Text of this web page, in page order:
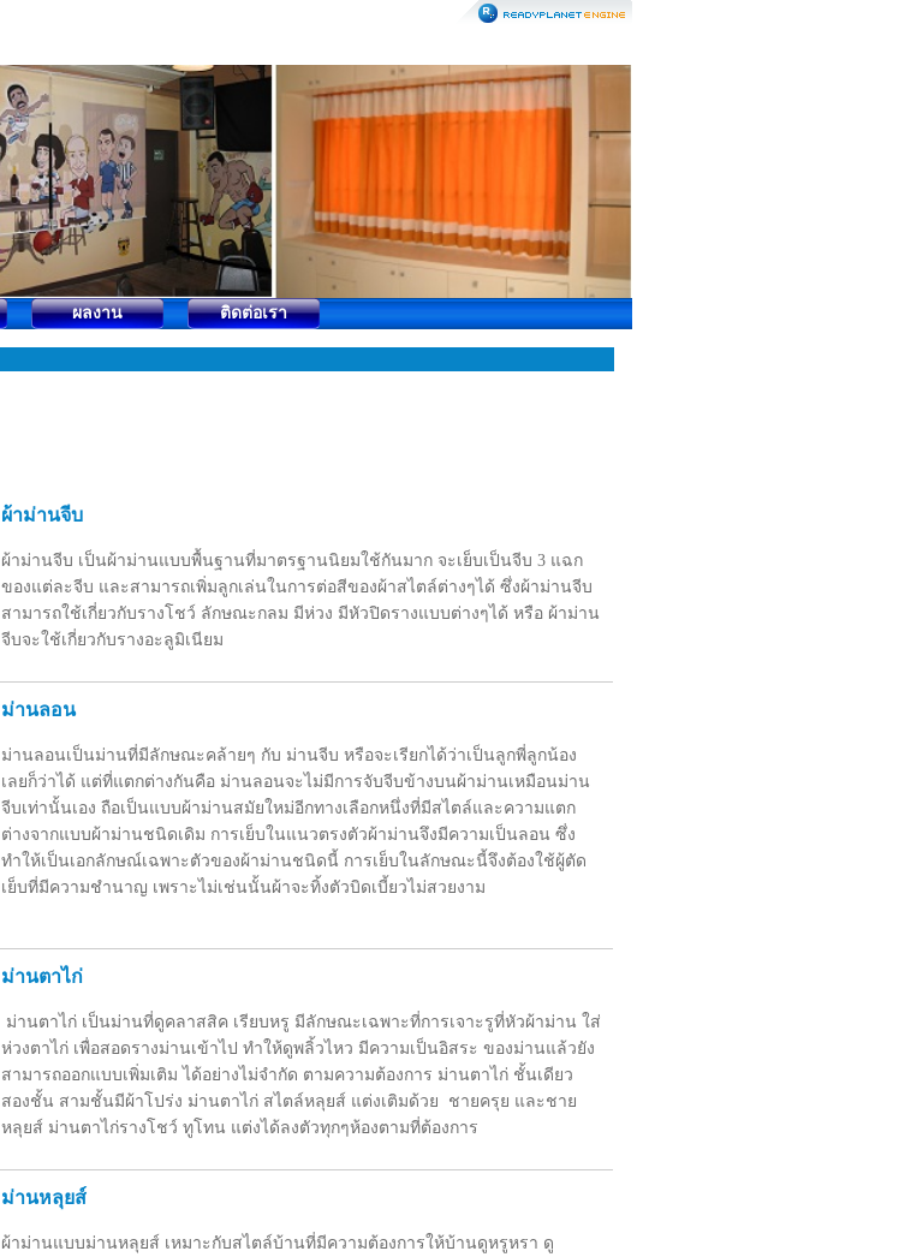
ผลงาน ติดต่อเรา
ผ้าม่านจีบ
ผ้าม่านจีบ เป็นผ้าม่านแบบพื้นฐานที่มาตรฐานนิยมใช้กันมาก จะเย็บเป็นจีบ 3 แฉก
ของแต่ละจีบ และสามารถเพิ่มลูกเล่นในการต่อสีของผ้าสไตล์ต่างๆได้ ซึ่งผ้าม่านจีบ
สามารถใช้เกี่ยวกับรางโชว์ ลักษณะกลม มีห่วง มีหัวปิดรางแบบต่างๆได้ หรือ ผ้าม่าน
จีบจะใช้เกี่ยวกับรางอะลูมิเนียม
ม่านลอน
ม่านลอนเป็นม่านที่มีลักษณะคล้ายๆ กับ ม่านจีบ หรือจะเรียกได้ว่าเป็นลูกพี่ลูกน้อง
เลยก็ว่าได้ แต่ที่แตกต่างกันคือ ม่านลอนจะไม่มีการจับจีบข้างบนผ้าม่านเหมือนม่าน
จีบเท่านั้นเอง ถือเป็นแบบผ้าม่านสมัยใหม่อีกทางเลือกหนึ่งที่มีสไตล์และความแตก
ต่างจากแบบผ้าม่านชนิดเดิม การเย็บในแนวตรงตัวผ้าม่านจึงมีความเป็นลอน ซึ่ง
ทำให้เป็นเอกลักษณ์เฉพาะตัวของผ้าม่านชนิดนี้ การเย็บในลักษณะนี้จึงต้องใช้ผู้ตัด
เย็บที่มีความชำนาญ เพราะไม่เช่นนั้นผ้าจะทิ้งตัวบิดเบี้ยวไม่สวยงาม
ม่านตาไก่
ม่านตาไก่ เป็นม่านที่ดูคลาสสิค เรียบหรู มีลักษณะเฉพาะที่การเจาะรูที่หัวผ้าม่าน ใส่
ห่วงตาไก่ เพื่อสอดรางม่านเข้าไป ทำให้ดูพลิ้วไหว มีความเป็นอิสระ ของม่านแล้วยัง
สามารถออกแบบเพิ่มเติม ได้อย่างไม่จำกัด ตามความต้องการ ม่านตาไก่ ชั้นเดียว
สองชั้น สามชั้นมีผ้าโปร่ง ม่านตาไก่ สไตล์หลุยส์ แต่งเติมด้วย ชายครุย และชาย
หลุยส์ ม่านตาไก่รางโชว์ ทูโทน แต่งได้ลงตัวทุกๆห้องตามที่ต้องการ
ม่านหลุยส์
ผ้าม่านแบบม่านหลุยส์ เหมาะกับสไตล์บ้านที่มีความต้องการให้บ้านดูหรูหรา ดู